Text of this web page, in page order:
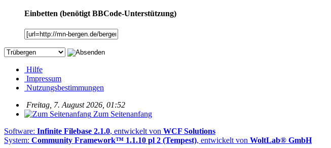
Einbetten (benötigt BBCode-Unterstützung)
Hilfe
Impressum
Nutzungsbestimmungen
Freitag, 7. August 2026, 01:52
Zum Seitenanfang
Software: Infinite Filebase 2.1.0, entwickelt von WCF Solutions
System: Community Framework™ 1.1.10 pl 2 (Tempest), entwickelt von WoltLab® GmbH